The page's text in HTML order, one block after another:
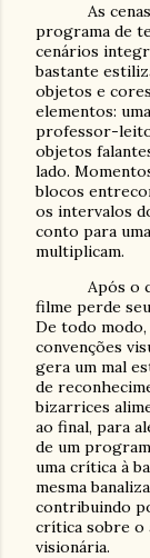
As
programa de
cenários
bastante
objetos e
elementos:
professor-
objetos
lado.
blocos
os intervalos
conto para
multiplicam.
Após o
filme perde
De todo modo,
convenções
gera um mal
de
bizarrices
ao final, para
de um
uma crítica à
mesma
contribuindo
crítica sobre o
visionária.